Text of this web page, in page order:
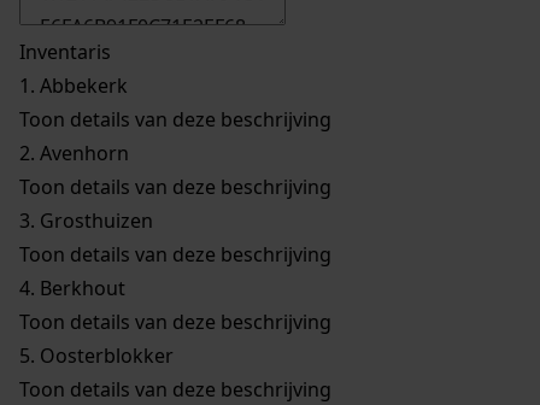
Inventaris
1. Abbekerk
Toon details van deze beschrijving
2. Avenhorn
Toon details van deze beschrijving
3. Grosthuizen
Toon details van deze beschrijving
4. Berkhout
Toon details van deze beschrijving
5. Oosterblokker
Toon details van deze beschrijving